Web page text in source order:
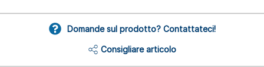
Domande sul prodotto? Contattateci!
Consigliare articolo